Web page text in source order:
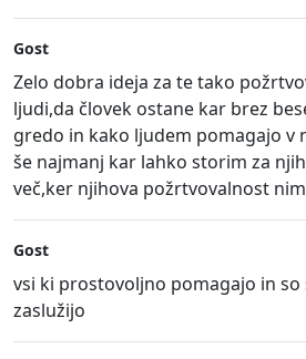
Gost
Zelo dobra ideja za te tako
ljudi,da človek ostane kar brez
gredo in kako ljudem pomagajo v
še najmanj kar lahko storim za
več,ker njihova požrtvovalnost
Gost
vsi ki prostovoljno pomagajo in
zaslužijo